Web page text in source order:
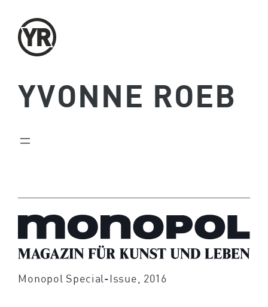
Inhalt
springen
YVONNE ROEB
Monopol Special-Issue, 2016